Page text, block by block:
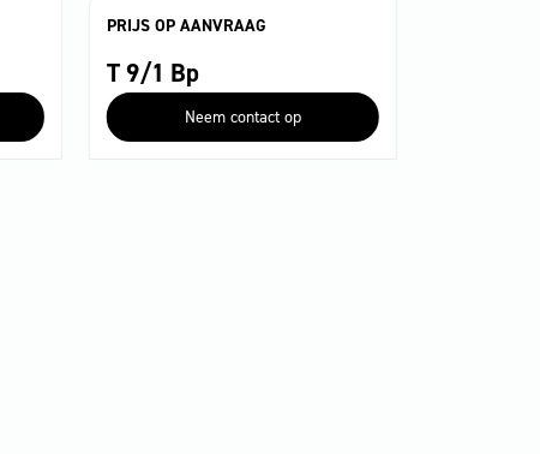
PRIJS OP AANVRAAG
T 9/1 Bp
Neem contact op